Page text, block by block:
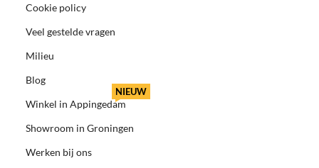
Cookie policy
Veel gestelde vragen
Milieu
Blog
Winkel in Appingedam
NIEUW
Showroom in Groningen
Werken bij ons